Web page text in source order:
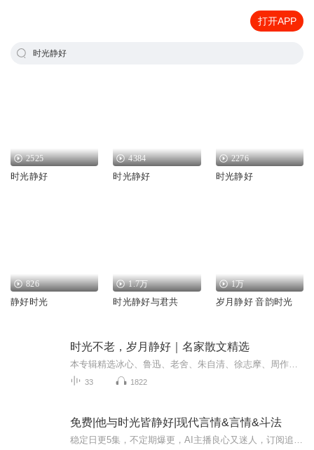
打开APP
时光静好
2525
时光静好
4384
时光静好
2276
时光静好
826
静好时光
1.7万
时光静好与君共
1万
岁月静好 音韵时光
时光不老，岁月静好｜名家散文精选
33 1822
免费|他与时光皆静好|现代言情&言情&斗法